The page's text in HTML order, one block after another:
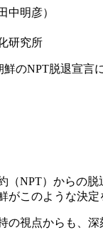
中明彦）
研究所
のNPT脱退宣言
（NPT）からの
このような決
の視点からも、深